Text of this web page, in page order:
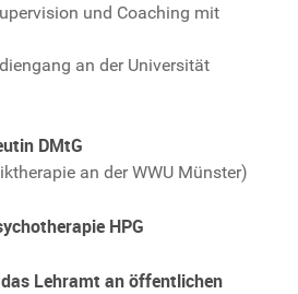
und Coaching mit
an der Universität
DMtG
an der WWU Münster)
HPG
Lehramt an öffentlichen